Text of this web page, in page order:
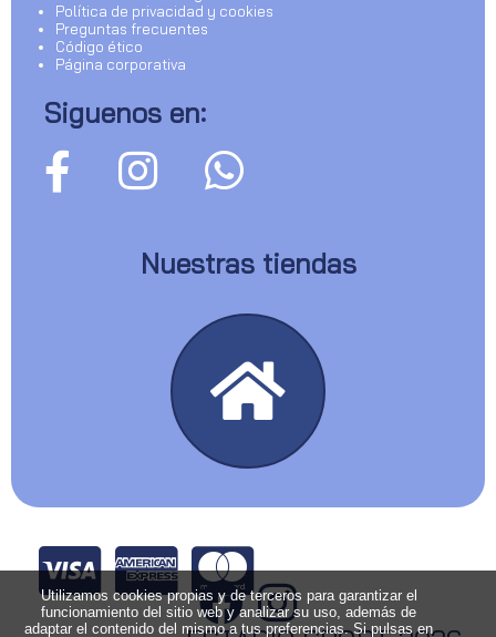
Política de privacidad y cookies
Preguntas frecuentes
Código ético
Página corporativa
Siguenos en:
Nuestras tiendas
Utilizamos cookies propias y de terceros para garantizar el
funcionamiento del sitio web y analizar su uso, además de
adaptar el contenido del mismo a tus preferencias. Si pulsas en